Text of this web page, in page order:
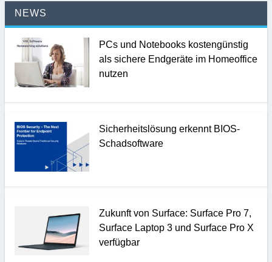
NEWS
PCs und Notebooks kostengünstig
als sichere Endgeräte im Homeoffice
nutzen
Sicherheitslösung erkennt BIOS-
Schadsoftware
Zukunft von Surface: Surface Pro 7,
Surface Laptop 3 und Surface Pro X
verfügbar